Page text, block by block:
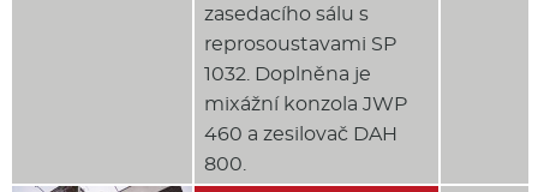
zasedacího sálu s
reprosoustavami SP
1032. Doplněna je
mixážní konzola JWP
460 a zesilovač DAH
800.